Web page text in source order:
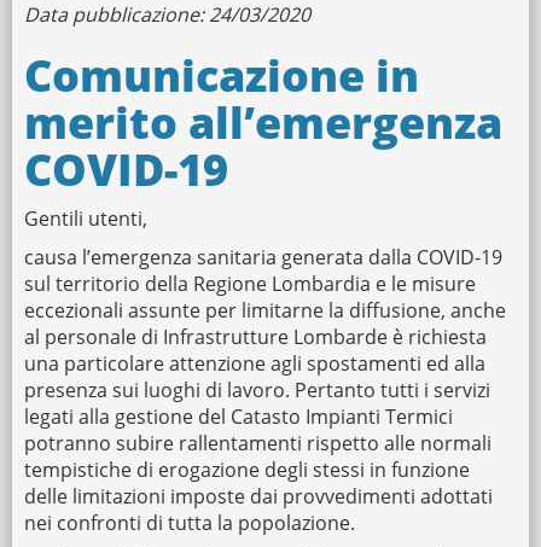
Data pubblicazione: 24/03/2020
Comunicazione in
merito all’emergenza
COVID-19
Gentili utenti,
causa l’emergenza sanitaria generata dalla COVID-19
sul territorio della Regione Lombardia e le misure
eccezionali assunte per limitarne la diffusione, anche
al personale di Infrastrutture Lombarde è richiesta
una particolare attenzione agli spostamenti ed alla
presenza sui luoghi di lavoro. Pertanto tutti i servizi
legati alla gestione del Catasto Impianti Termici
potranno subire rallentamenti rispetto alle normali
tempistiche di erogazione degli stessi in funzione
delle limitazioni imposte dai provvedimenti adottati
nei confronti di tutta la popolazione.